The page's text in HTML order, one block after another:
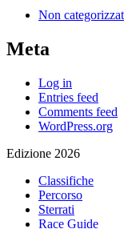
Non
Meta
Log in
Entries feed
Comments feed
WordPress.org
Edizione 2026
Classifiche
Percorso
Sterrati
Race Guide